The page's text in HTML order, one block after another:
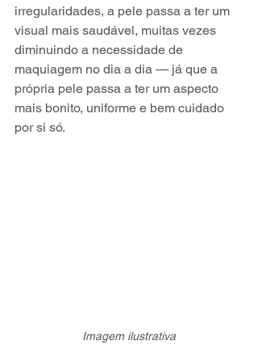
irregularidades, a pele passa a ter um
visual mais saudável, muitas vezes
diminuindo a necessidade de
maquiagem no dia a dia — já que a
própria pele passa a ter um aspecto
mais bonito, uniforme e bem cuidado
por si só.
Imagem ilustrativa